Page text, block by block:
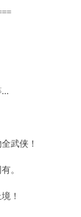
武侠！
。
！